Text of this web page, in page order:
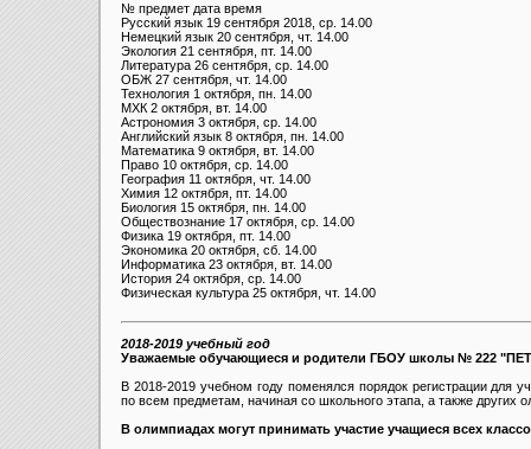
№ предмет дата время
Русский язык 19 сентября 2018, ср. 14.00
Немецкий язык 20 сентября, чт. 14.00
Экология 21 сентября, пт. 14.00
Литература 26 сентября, ср. 14.00
ОБЖ 27 сентября, чт. 14.00
Технология 1 октября, пн. 14.00
МХК 2 октября, вт. 14.00
Астрономия 3 октября, ср. 14.00
Английский язык 8 октября, пн. 14.00
Математика 9 октября, вт. 14.00
Право 10 октября, ср. 14.00
География 11 октября, чт. 14.00
Химия 12 октября, пт. 14.00
Биология 15 октября, пн. 14.00
Обществознание 17 октября, ср. 14.00
Физика 19 октября, пт. 14.00
Экономика 20 октября, сб. 14.00
Информатика 23 октября, вт. 14.00
История 24 октября, ср. 14.00
Физическая культура 25 октября, чт. 14.00
2018-2019 учебный год
Уважаемые обучающиеся и родители ГБОУ школы № 222
В 2018-2019 учебном году поменялся порядок регистрации для
по всем предметам, начиная со школьного этапа, а также других
В олимпиадах могут принимать участие учащиеся всех